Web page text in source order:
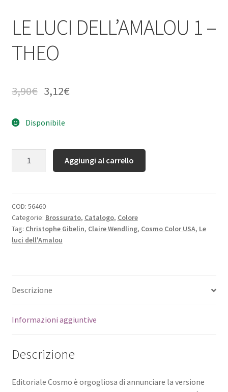
LE LUCI DELL’AMALOU 1 –
THEO
3,90€ 3,12€
Disponibile
Aggiungi al carrello
COD: 56460
Categorie: Brossurato, Catalogo, Colore
Tag: Christophe Gibelin, Claire Wendling, Cosmo Color USA, Le
luci dell'Amalou
Descrizione
Informazioni aggiuntive
Descrizione
Editoriale Cosmo è orgogliosa di annunciare la versione